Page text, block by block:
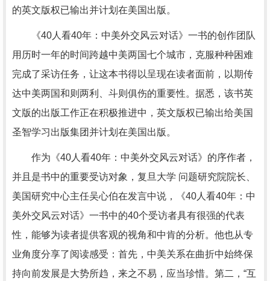
的英文版权已输出并计划在美国出版。
《40人看40年：中美外交风云对话》一书的创作团队
用历时一年的时间跨越中美两国七个城市，克服种种困难
完成了采访任务，让这本书得以呈现在读者面前，以期传
达中美两国和则两利、斗则俱伤的重要性。据悉，该书英
文版的出版工作正在积极推进中，英文版权已输出给美国
圣智学习出版集团并计划在美国出版。
作为《40人看40年：中美外交风云对话》的序作者，
并且是书中的重要受访对象，复旦大学 问题研究院院长、
美国研究中心主任吴心伯在发言中说，《40人看40年：中
美外交风云对话》一书中的40个受访者具有很强的代表
性，能够为读者提供客观的视角和中肯的分析。他也从专
业角度分享了阅读感受：首先，中美关系在曲折中始终保
持向前发展是大势所趋，来之不易，应当珍惜。第二，“互